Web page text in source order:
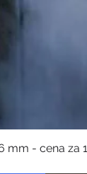
mm - cena za